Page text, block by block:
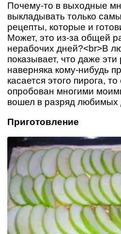
Почему-то в выходные
выкладывать только
рецепты, которые и
Может, это из-за общей
нерабочих дней?<br>В
показывает, что даже
наверняка кому-нибудь
касается этого пирога,
опробован многими
вошел в разряд любимых
Приготовление